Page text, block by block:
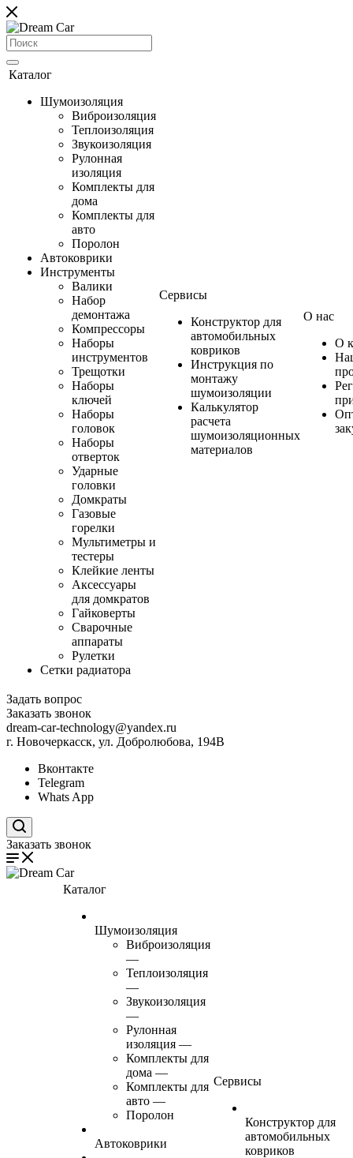
Каталог
Шумоизоляция
Виброизоляция
Теплоизоляция
Звукоизоляция
Рулонная
изоляция
Комплекты для
дома
Комплекты для
авто
Поролон
Автоковрики
Инструменты
Валики
Набор
демонтажа
Компрессоры
Наборы
инструментов
Трещотки
Наборы
ключей
Наборы
головок
Наборы
отверток
Ударные
головки
Домкраты
Газовые
горелки
Мультиметры и
тестеры
Клейкие ленты
Аксессуары
для домкратов
Гайковерты
Сварочные
аппараты
Рулетки
Сетки радиатора
Сервисы
Конструктор для
автомобильных
ковриков
Инструкция по
монтажу
шумоизоляции
Калькулятор
расчета
шумоизоляционных
материалов
О нас
О
Задать вопрос
Заказать звонок
dream-car-technology@yandex.ru
г. Новочеркасск, ул. Добролюбова, 194В
Вконтакте
Telegram
Whats App
Заказать звонок
Каталог
Шумоизоляция
Виброизоляция
—
Теплоизоляция
—
Звукоизоляция
—
Рулонная
изоляция —
Комплекты для
дома —
Комплекты для
авто —
Поролон
Автоковрики
Сервисы
Конструктор для
автомобильных
ковриков